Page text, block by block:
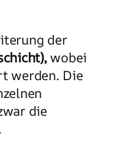
der
wobei
werden. Die
die